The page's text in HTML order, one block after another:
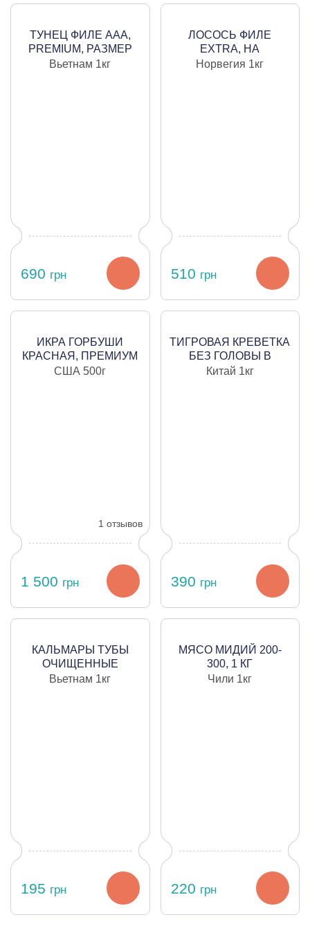
ТУНЕЦ ФИЛЕ ААА,
PREMIUM, РАЗМЕР
400-550, ЦЕНА ЗА
Вьетнам 1кг
690 грн
ЛОСОСЬ ФИЛЕ
EXTRA, НА
ПОДЛОЖКЕ, ВАКУУМ,
Норвегия 1кг
510 грн
ИКРА ГОРБУШИ
КРАСНАЯ, ПРЕМИУМ
КАЧЕСТВО,
США 500г
1 отзывов
1 500 грн
ТИГРОВАЯ КРЕВЕТКА
БЕЗ ГОЛОВЫ В
ПАНЦИРЕ,
Китай 1кг
390 грн
КАЛЬМАРЫ ТУБЫ
ОЧИЩЕННЫЕ
ЗАМОРОЖЕННЫЕ
Вьетнам 1кг
195 грн
МЯСО МИДИЙ 200-
300, 1 КГ
Чили 1кг
220 грн